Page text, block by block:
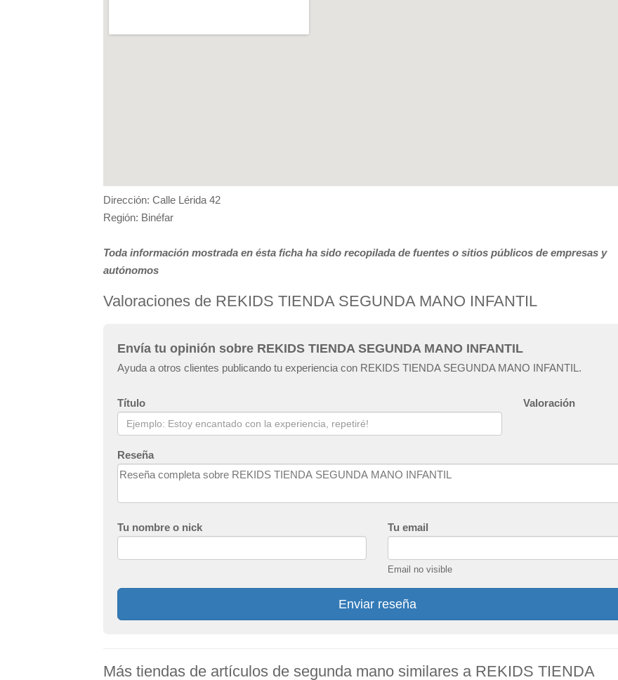
Dirección: Calle Lérida 42
Región: Binéfar
Toda información mostrada en ésta ficha ha sido recopilada de fuentes o sitios públicos de empresas y
autónomos
Valoraciones de REKIDS TIENDA SEGUNDA MANO INFANTIL
Envía tu opinión sobre REKIDS TIENDA SEGUNDA MANO INFANTIL
Ayuda a otros clientes publicando tu experiencia con REKIDS TIENDA SEGUNDA MANO INFANTIL.
Título Valoración
Reseña
Tu nombre o nick Tu email
Email no visible
Enviar reseña
Más tiendas de artículos de segunda mano similares a REKIDS TIENDA